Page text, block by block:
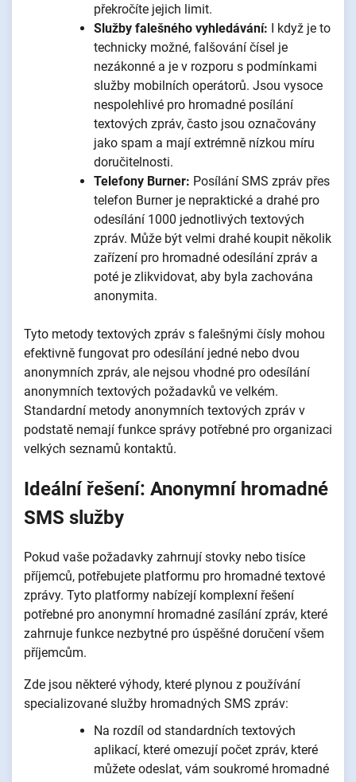
překročíte jejich limit.
Služby falešného vyhledávání: I když je to
technicky možné, falšování čísel je
nezákonné a je v rozporu s podmínkami
služby mobilních operátorů. Jsou vysoce
nespolehlivé pro hromadné posílání
textových zpráv, často jsou označovány
jako spam a mají extrémně nízkou míru
doručitelnosti.
Telefony Burner: Posílání SMS zpráv přes
telefon Burner je nepraktické a drahé pro
odesílání 1000 jednotlivých textových
zpráv. Může být velmi drahé koupit několik
zařízení pro hromadné odesílání zpráv a
poté je zlikvidovat, aby byla zachována
anonymita.
Tyto metody textových zpráv s falešnými čísly mohou
efektivně fungovat pro odesílání jedné nebo dvou
anonymních zpráv, ale nejsou vhodné pro odesílání
anonymních textových požadavků ve velkém.
Standardní metody anonymních textových zpráv v
podstatě nemají funkce správy potřebné pro organizaci
velkých seznamů kontaktů.
Ideální řešení: Anonymní hromadné
SMS služby
Pokud vaše požadavky zahrnují stovky nebo tisíce
příjemců, potřebujete platformu pro hromadné textové
zprávy. Tyto platformy nabízejí komplexní řešení
potřebné pro anonymní hromadné zasílání zpráv, které
zahrnuje funkce nezbytné pro úspěšné doručení všem
příjemcům.
Zde jsou některé výhody, které plynou z používání
specializované služby hromadných SMS zpráv:
Na rozdíl od standardních textových
aplikací, které omezují počet zpráv, které
můžete odeslat, vám soukromé hromadné